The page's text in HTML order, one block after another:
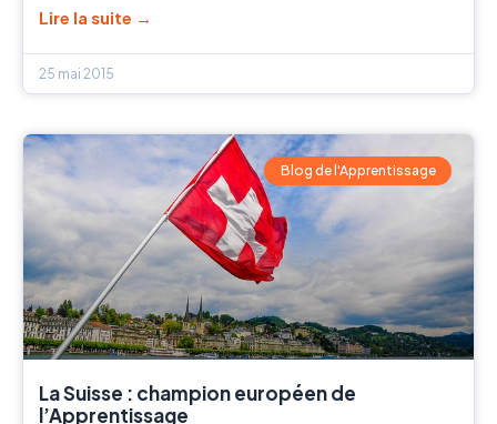
Lire la suite →
25 mai 2015
Blog de l'Apprentissage
La Suisse : champion européen de
l’Apprentissage